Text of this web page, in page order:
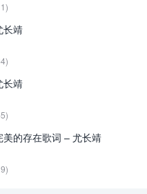
长靖
长靖
美的存在歌词 – 尤长靖